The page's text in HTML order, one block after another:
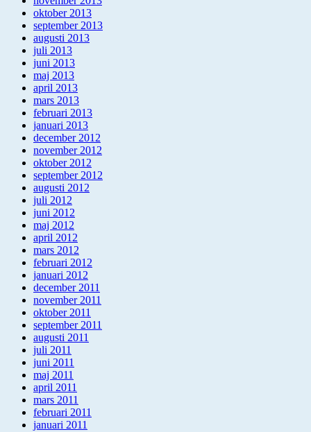
oktober 2013
september 2013
augusti 2013
juli 2013
juni 2013
maj 2013
april 2013
mars 2013
februari 2013
januari 2013
december 2012
november 2012
oktober 2012
september 2012
augusti 2012
juli 2012
juni 2012
maj 2012
april 2012
mars 2012
februari 2012
januari 2012
december 2011
november 2011
oktober 2011
september 2011
augusti 2011
juli 2011
juni 2011
maj 2011
april 2011
mars 2011
februari 2011
januari 2011